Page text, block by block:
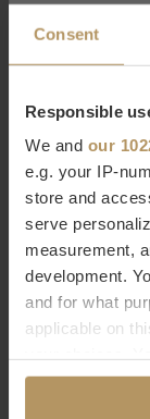
Consent
Responsible
We and our
e.g. your IP-
store and
serve
measurement,
development.
and for what
applicable on
any time from
the Privacy
Eichholtz
kenmerkende
door de
interieur iets
Wil je meer
specifiek
onze
duurt slecht 2
je aankoop? Bij
Specificaties